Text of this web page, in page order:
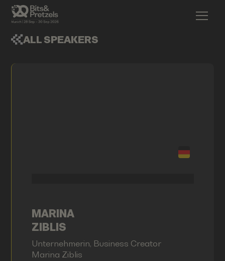
ALL SPEAKERS
MARINA
ZIBLIS
Unternehmerin, Business Creator
Marina Ziblis